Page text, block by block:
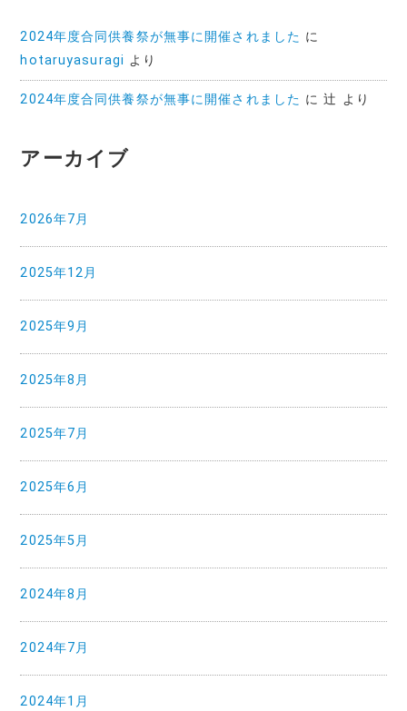
2024年度合同供養祭が無事に開催されました に
hotaruyasuragi より
2024年度合同供養祭が無事に開催されました に辻 より
アーカイブ
2026年7月
2025年12月
2025年9月
2025年8月
2025年7月
2025年6月
2025年5月
2024年8月
2024年7月
2024年1月